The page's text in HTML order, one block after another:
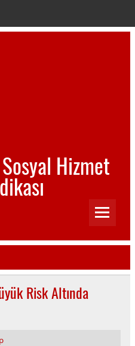
Hizmet
Çalışanları Sendikası
Risk Altında